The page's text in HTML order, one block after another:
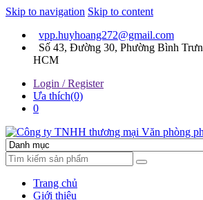
Skip to navigation Skip to content
vpp.huyhoang272@gmail.com
Số 43, Đường 30, Phường Bình
HCM
Login / Register
Ưa thích(0)
0
Công ty TNHH
Văn phòng phẩm
Chúng tôi luôn mang đến sự hài lòng
Trang chủ
Giới thiệu